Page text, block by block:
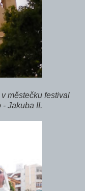
městečku festival
Jakuba II.